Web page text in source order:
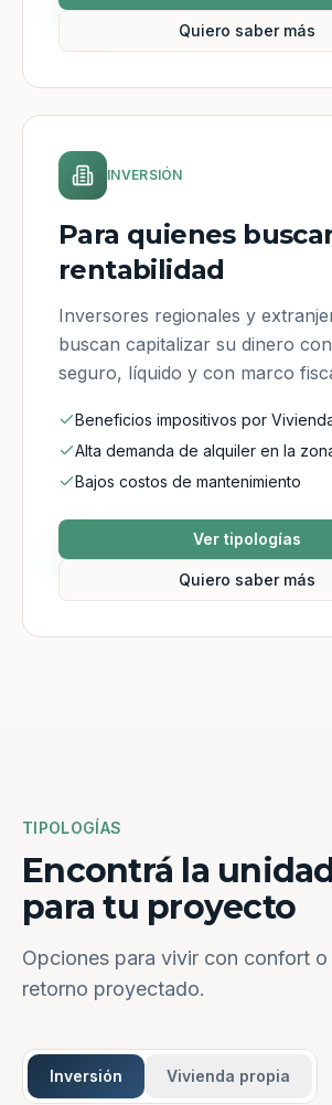
Quiero saber más
INVERSIÓN
Para quienes
rentabilidad
Inversores regionales y
buscan capitalizar su dinero
seguro, líquido y con marco
Beneficios impositivos por
Alta demanda de alquiler en la
Bajos costos de mantenimiento
Ver tipologías
Quiero saber más
TIPOLOGÍAS
Encontrá la
para tu proyecto
Opciones para vivir con confort
retorno proyectado.
Inversión Vivienda propia